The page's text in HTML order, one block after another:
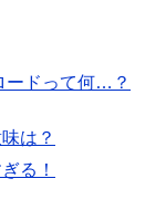
ードって何…？
は？
る！